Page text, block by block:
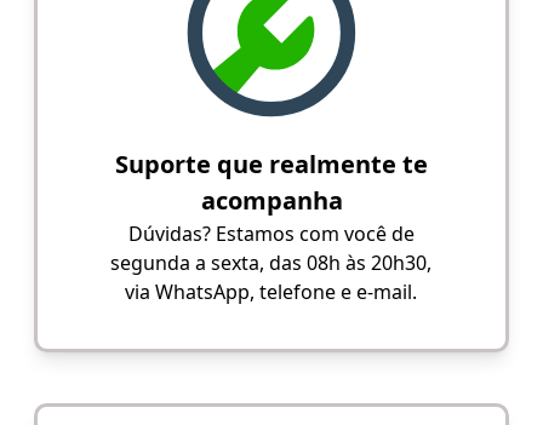
Suporte que realmente te
acompanha
Dúvidas? Estamos com você de
segunda a sexta, das 08h às 20h30,
via WhatsApp, telefone e e-mail.